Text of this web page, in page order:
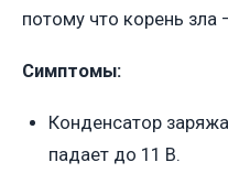
потому что корень зла
Симптомы:
Конденсатор
падает до 11 В.